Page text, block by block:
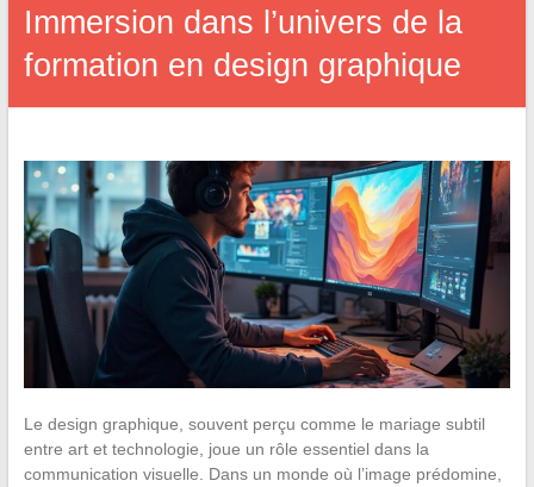
Immersion dans l’univers de la
formation en design graphique
Le design graphique, souvent perçu comme le mariage subtil
entre art et technologie, joue un rôle essentiel dans la
communication visuelle. Dans un monde où l’image prédomine,